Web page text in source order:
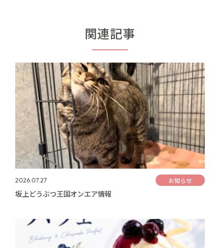
関連記事
2026.07.27 お知らせ
坂上どうぶつ王国オンエア情報